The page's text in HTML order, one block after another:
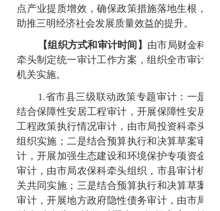
点产业提质增效，确保政策措施落地生根，
助推三明经济社会发展质量效益的提升。
【组织方式和审计时间】 由市局财金科
牵头制定统一审计工作方案，组织全市审计
机关实施。
1.省市县三级联动政策专题审计：一是
结合保障性安居工程审计，开展保障性安居
工程政策执行情况审计，由市局投资科牵头
组织实施；二是结合预算执行和决算草案审
计，开展加强生态建设和环境保护专项资金
审计，由市局农保科牵头组织，市县审计机
关共同实施；三是结合预算执行和决算草案
审计，开展地方政府隐性债务审计，由市局